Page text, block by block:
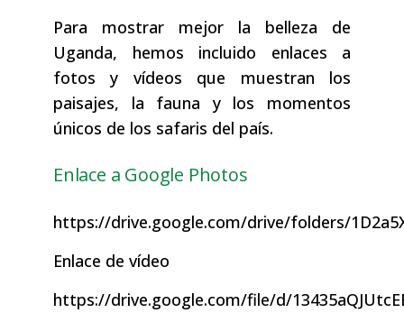
Para mostrar mejor la belleza de
Uganda, hemos incluido enlaces a
fotos y vídeos que muestran los
paisajes, la fauna y los momentos
únicos de los safaris del país.
Enlace a Google Photos
https://drive.google.com/drive/folders/
Enlace de vídeo
https://drive.google.com/file/d/